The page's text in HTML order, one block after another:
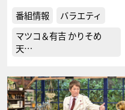
番組情報
バラエティ
マツコ＆有吉 かりそめ
天…